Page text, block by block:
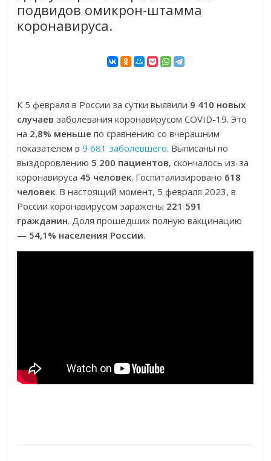
подвидов омикрон-штамма
коронавируса.
К 5 февраля в России за сутки выявили 9 410 новых
случаев заболевания коронавирусом COVID-19. Это
на 2,8% меньше по сравнению со вчерашним
показателем в9 681 заболевшего. Выписаны по
выздоровлению 5 200 пациентов, скончалось из-за
коронавируса 45 человек. Госпитализировано 618
человек. В настоящий момент, 5 февраля 2023, в
России коронавирусом заражены 221 591
гражданин. Доля прошедших полную вакцинацию
— 54,1% населения России.